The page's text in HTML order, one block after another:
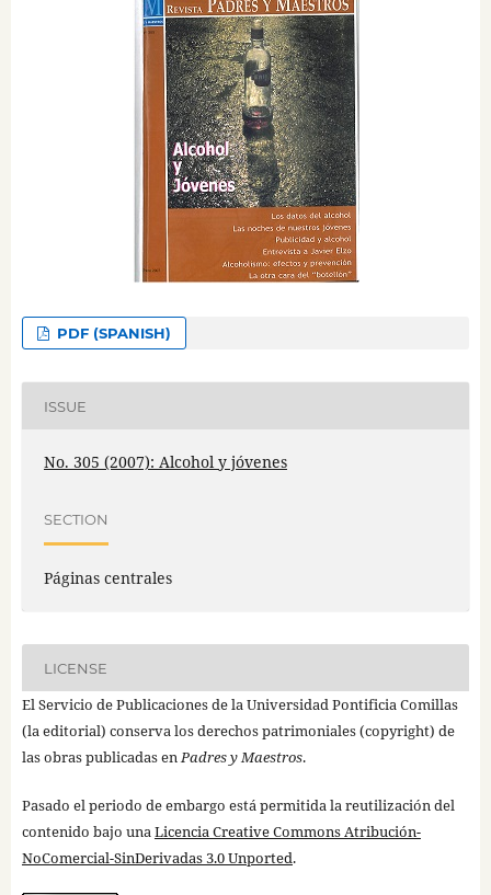
PDF (SPANISH)
ISSUE
No. 305 (2007): Alcohol y jóvenes
SECTION
Páginas centrales
LICENSE
El Servicio de Publicaciones de la Universidad Pontificia Comillas
(la editorial) conserva los derechos patrimoniales (copyright) de
las obras publicadas enPadres y Maestros.
Pasado el periodo de embargo está permitida la reutilización del
contenido bajo unaLicencia Creative Commons Atribución-
NoComercial-SinDerivadas 3.0 Unported.